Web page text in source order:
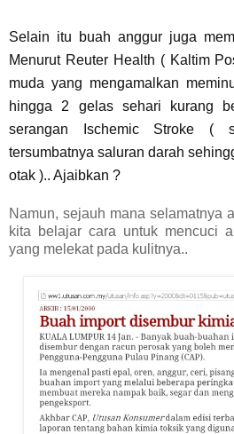
Selain itu buah anggur juga
Menurut Reuter Health ( Kaltim
muda yang mengamalkan
hingga 2 gelas sehari kurang
serangan Ischemic Stroke (
tersumbatnya saluran darah
otak ).. Ajaibkan ?
Namun, sejauh mana selamatnya
kita belajar cara untuk mencuci
yang melekat pada kulitnya..